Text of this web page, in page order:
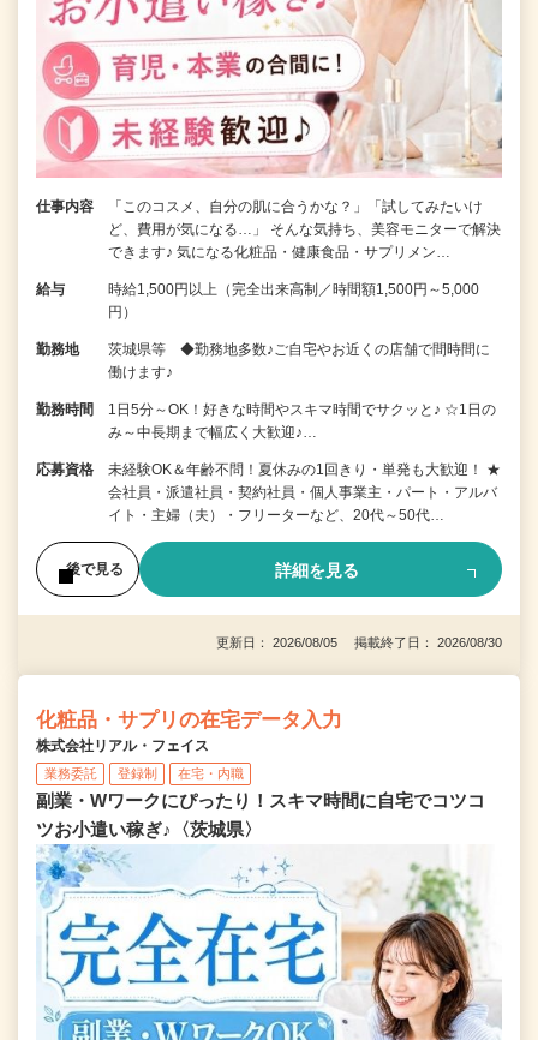
仕事内容
「このコスメ、自分の肌に合うかな？」「試してみたいけ
ど、費用が気になる…」 そんな気持ち、美容モニターで解決
できます♪ 気になる化粧品・健康食品・サプリメン…
給与
時給1,500円以上（完全出来高制／時間額1,500円～5,000
円）
勤務地
茨城県等 ◆勤務地多数♪ご自宅やお近くの店舗で間時間に
働けます♪
勤務時間
1日5分～OK！好きな時間やスキマ時間でサクッと♪ ☆1日の
み～中長期まで幅広く大歓迎♪…
応募資格
未経験OK＆年齢不問！夏休みの1回きり・単発も大歓迎！ ★
会社員・派遣社員・契約社員・個人事業主・パート・アルバ
イト・主婦（夫）・フリーターなど、20代～50代…
後で見る 詳細を見る
更新日： 2026/08/05 掲載終了日： 2026/08/30
化粧品・サプリの在宅データ入力
株式会社リアル・フェイス
業務委託 登録制 在宅・内職
副業・Wワークにぴったり！スキマ時間に自宅でコツコ
ツお小遣い稼ぎ♪〈茨城県〉